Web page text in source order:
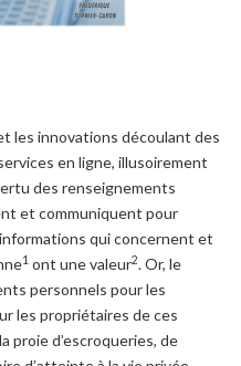
les innovations découlant des
en ligne, illusoirement
des renseignements
et communiquent pour
qui concernent et
1 ont une valeur2. Or, le
personnels pour les
les propriétaires de ces
proie d’escroqueries, de